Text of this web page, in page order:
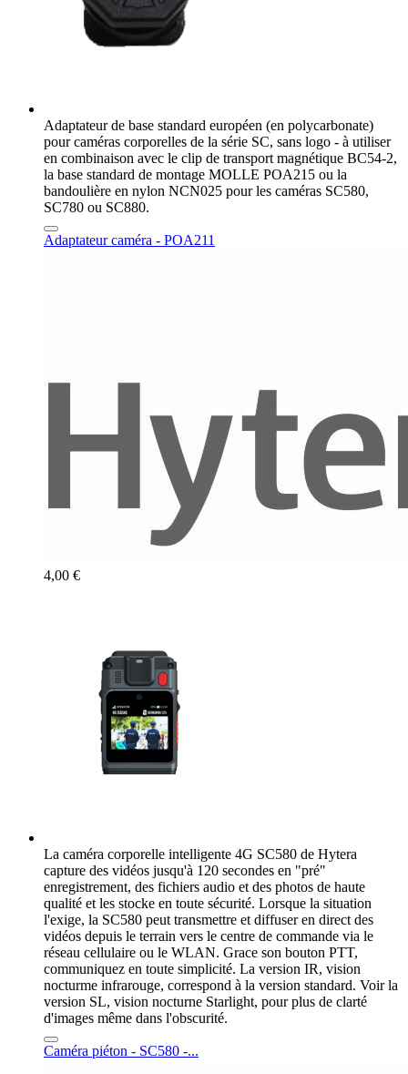
Adaptateur de base standard européen (en polycarbonate)
pour caméras corporelles de la série SC, sans logo - à utiliser
en combinaison avec le clip de transport magnétique BC54-2,
la base standard de montage MOLLE POA215 ou la
bandoulière en nylon NCN025 pour les caméras SC580,
SC780 ou SC880.
Adaptateur caméra - POA211
4,00 €
La caméra corporelle intelligente 4G SC580 de Hytera
capture des vidéos jusqu'à 120 secondes en "pré"
enregistrement, des fichiers audio et des photos de haute
qualité et les stocke en toute sécurité. Lorsque la situation
l'exige, la SC580 peut transmettre et diffuser en direct des
vidéos depuis le terrain vers le centre de commande via le
réseau cellulaire ou le WLAN. Grace son bouton PTT,
communiquez en toute simplicité. La version IR, vision
nocturme infrarouge, correspond à la version standard. Voir la
version SL, vision nocturne Starlight, pour plus de clarté
d'images même dans l'obscurité.
Caméra piéton - SC580 -...